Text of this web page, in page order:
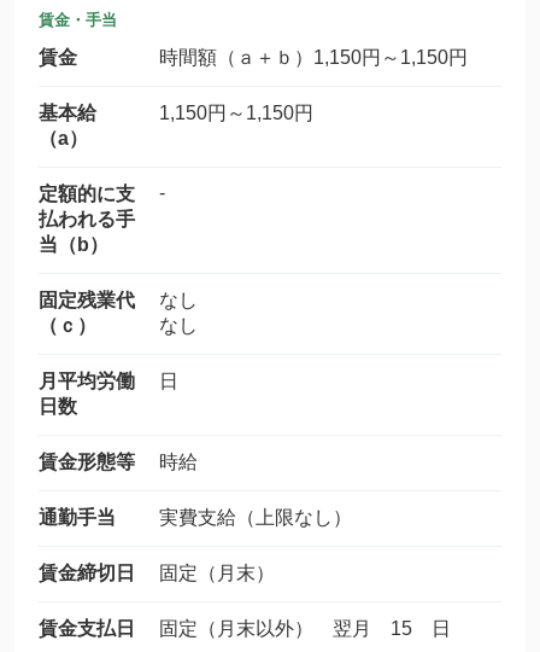
賃金・手当
賃金 時間額（ａ＋ｂ）1,150円～1,150円
基本給
（a）
1,150円～1,150円
定額的に支
払われる手
当（b）
-
固定残業代
（ｃ）
なし
なし
月平均労働
日数
日
賃金形態等 時給
通勤手当 実費支給（上限なし）
賃金締切日 固定（月末）
賃金支払日 固定（月末以外） 翌月 15 日